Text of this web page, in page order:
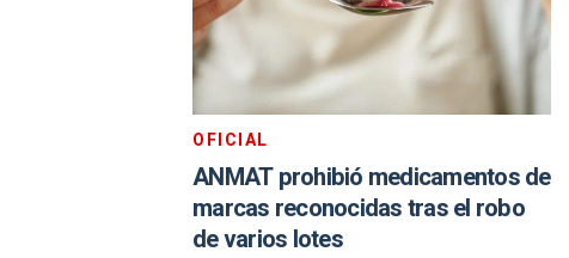
OFICIAL
ANMAT prohibió medicamentos de
marcas reconocidas tras el robo
de varios lotes